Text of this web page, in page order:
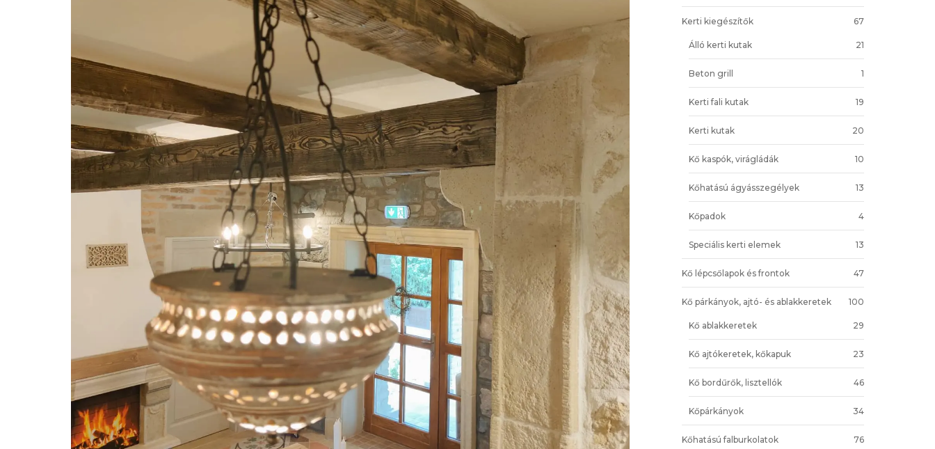
Kerti kiegészítők 67
Álló kerti kutak 21
Beton grill 1
Kerti fali kutak 19
Kerti kutak 20
Kő kaspók, virágládák 10
Kőhatású ágyásszegélyek 13
Kőpadok 4
Speciális kerti elemek 13
Kő lépcsőlapok és frontok 47
Kő párkányok, ajtó- és ablakkeretek 100
Kő ablakkeretek 29
Kő ajtókeretek, kőkapuk 23
Kő bordűrők, lisztellók 46
Kőpárkányok 34
Kőhatású falburkolatok 76